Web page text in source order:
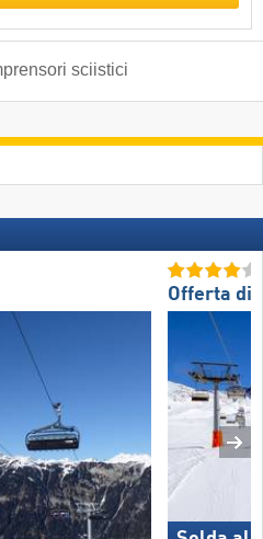
sciistici
Offerta di